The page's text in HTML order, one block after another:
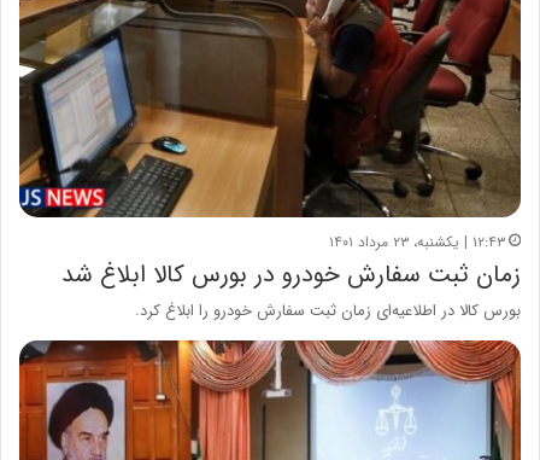
۱۲:۴۳ | یکشنبه، ۲۳ مرداد ۱۴۰۱
زمان ثبت سفارش خودرو در بورس کالا ابلاغ شد
بورس کالا در اطلاعیه‌ای زمان ثبت سفارش خودرو را ابلاغ کرد.